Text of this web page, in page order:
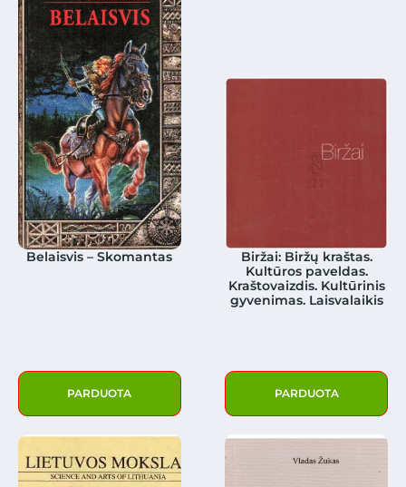
Belaisvis – Skomantas
PARDUOTA
Biržai: Biržų kraštas.
Kultūros paveldas.
Kraštovaizdis. Kultūrinis
gyvenimas. Laisvalaikis
PARDUOTA